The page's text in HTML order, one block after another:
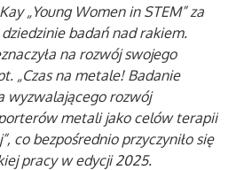
„Young Women in STEM” za
badań nad rakiem.
na rozwój swojego
„Czas na metale! Badanie
wyzwalającego rozwój
metali jako celów terapii
co bezpośrednio przyczyniło się
pracy w edycji 2025.